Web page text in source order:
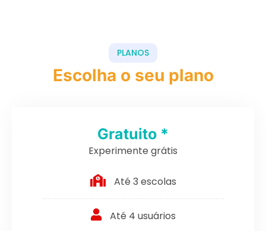
PLANOS
Escolha o seu plano
Gratuito *
Experimente grátis
Até 3 escolas
Até 4 usuários